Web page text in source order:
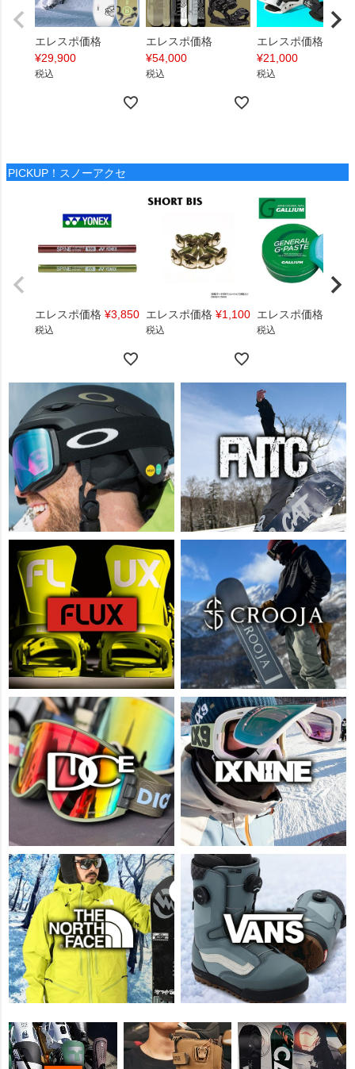
エレスポ価格
¥29,900
税込
エレスポ価格
¥54,000
税込
エレスポ価格
¥21,000
税込
PICKUP！スノーアクセ
エレスポ価格 ¥3,850
税込
エレスポ価格 ¥1,100
税込
エレスポ価格
税込